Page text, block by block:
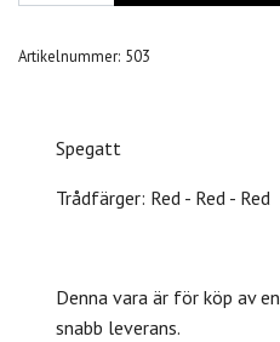
Artikelnummer: 503
Spegatt
Trådfärger: Red - Red - Red
Denna vara är för köp av
snabb leverans.